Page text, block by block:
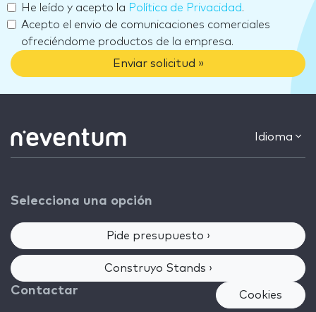
He leído y acepto la Política de Privacidad.
Acepto el envio de comunicaciones comerciales
ofreciéndome productos de la empresa.
Enviar solicitud »
Idioma
Selecciona una opción
Pide presupuesto ›
Construyo Stands ›
Contactar Cookies